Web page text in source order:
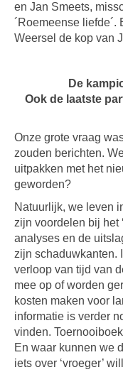
en Jan Smeets,
´Roemeense
Weersel de kop van
De
Ook de laatste
Onze grote vraag
zouden berichten.
uitpakken met het
geworden?
Natuurlijk, we leven
zijn voordelen bij het
analyses en de
zijn schaduwkanten.
verloop van tijd van
mee op of worden
kosten maken voor
informatie is verder
vinden.
En waar kunnen we
iets over ‘vroeger’